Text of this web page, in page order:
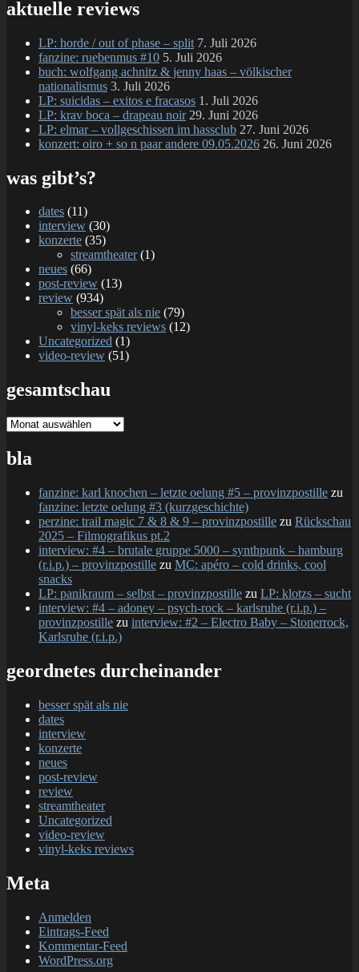
aktuelle reviews
LP: horde / out of phase – split 7. Juli 2026
fanzine: ruebenmus #10 5. Juli 2026
buch: wolfgang achnitz & jenny haas – völkischer
nationalismus 3. Juli 2026
LP: suicidas – exitos e fracasos 1. Juli 2026
LP: krav boca – drapeau noir 29. Juni 2026
LP: elmar – vollgeschissen im hassclub 27. Juni 2026
konzert: oiro + so n paar andere 09.05.2026 26. Juni 2026
was gibt’s?
dates (11)
interview (30)
konzerte (35)
streamtheater(1)
neues (66)
post-review (13)
review (934)
besser spät als nie (79)
vinyl-keks reviews (12)
Uncategorized (1)
video-review (51)
gesamtschau
gesamtschau
bla
fanzine: karl knochen – letzte oelung #5 – provinzpostille zu
fanzine: letzte oelung #3 (kurzgeschichte)
perzine: trail magic 7 & 8 & 9 – provinzpostille zu Rückschau
2025 – Filmografikus pt.2
interview: #4 – brutale gruppe 5000 – synthpunk – hamburg
(r.i.p.) – provinzpostille zu MC: apéro – cold drinks, cool
snacks
LP: panikraum – selbst – provinzpostille zu LP: klotzs – sucht
interview: #4 – adoney – psych-rock – karlsruhe (r.i.p.) –
provinzpostille zu interview: #2 – Electro Baby – Stonerrock,
Karlsruhe (r.i.p.)
geordnetes durcheinander
besser spät als nie
dates
interview
konzerte
neues
post-review
review
streamtheater
Uncategorized
video-review
vinyl-keks reviews
Meta
Anmelden
Eintrags-Feed
Kommentar-Feed
WordPress.org